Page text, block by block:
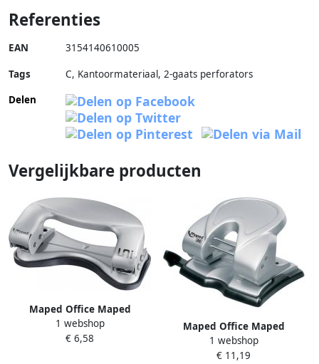
Referenties
EAN 3154140610005
Tags
C, Kantoormateriaal, 2-gaats perforators
Delen
Vergelijkbare producten
Maped Office Maped
perforator Universal Metal
blister grijs en zwart
1 webshop
€ 6,58
Maped Office Maped
perforator Universal Metal
capaciteit: 20 blad
1 webshop
€ 11,19